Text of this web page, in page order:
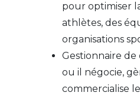
pour optimiser
athlètes, des
organisations
Gestionnaire de
ou il négocie,
commercialise